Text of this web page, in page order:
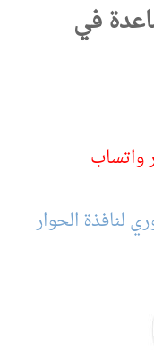
في
واتساب
لنافذة الحوار